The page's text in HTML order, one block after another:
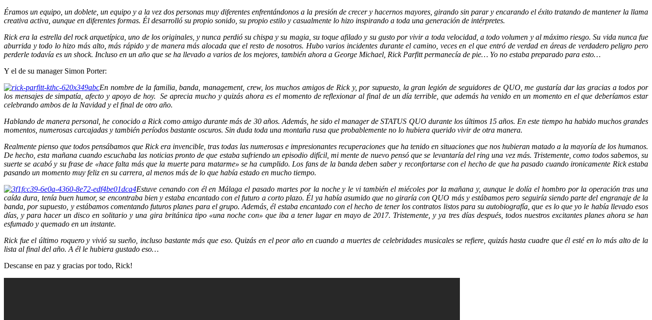
Éramos un equipo, un doblete, un equipo y a la vez dos personas muy diferentes enfrentándonos a la presión de crecer y hacernos mayores, girando sin parar y encarando el éxito tratando de mantener la llama
creativa activa, aunque en diferentes formas. Él desarrolló su propio sonido, su propio estilo y casualmente lo hizo inspirando a toda una generación de intérpretes.
Rick era la estrella del rock arquetípica, uno de los originales, y nunca perdió su chispa y su magia, su toque afilado y su gusto por vivir a toda velocidad, a todo volumen y al máximo riesgo. Su vida nunca fue
aburrida y todo lo hizo más alto, más rápido y de manera más alocada que el resto de nosotros. Hubo varios incidentes durante el camino, veces en el que entró de verdad en áreas de verdadero peligro pero
perderle todavía es un shock. Incluso en un año que se ha llevado a varios de los mejores, también ahora a George Michael, Rick Parfitt permanecía de pie… Yo no estaba preparado para esto…
Y el de su manager Simon Porter:
En nombre de la familia, banda, management, crew, los muchos amigos de Rick y, por supuesto, la gran legión de seguidores de QUO, me gustaría dar las gracias a todos por
los mensajes de simpatía, afecto y apoyo de hoy. Se aprecia mucho y quizás ahora es el momento de reflexionar al final de un día terrible, que además ha venido en un momento en el que deberíamos estar
celebrando ambos de la Navidad y el final de otro año.
Hablando de manera personal, he conocido a Rick como amigo durante más de 30 años. Además, he sido el manager de STATUS QUO durante los últimos 15 años. En este tiempo ha habido muchos grandes
momentos, numerosas carcajadas y también períodos bastante oscuros. Sin duda toda una montaña rusa que probablemente no lo hubiera querido vivir de otra manera.
Realmente pienso que todos pensábamos que Rick era invencible, tras todas las numerosas e impresionantes recuperaciones que ha tenido en situaciones que nos hubieran matado a la mayoría de los humanos.
De hecho, esta mañana cuando escuchaba las noticias pronto de que estaba sufriendo un episodio difícil, mi mente de nuevo pensó que se levantaría del ring una vez más. Tristemente, como todos sabemos, su
suerte se acabó y su frase de «hace falta más que la muerte para matarme» se ha cumplido. Los fans de la banda deben saber y reconfortarse con el hecho de que ha pasado cuando ironicamente Rick estaba
pasando un momento muy feliz en su carrera, al menos más de lo que había estado en mucho tiempo.
Estuve cenando con él en Málaga el pasado martes por la noche y le vi también el miécoles por la mañana y, aunque le dolía el hombro por la operación tras una
caída dura, tenía buen humor, se encontraba bien y estaba encantado con el futuro a corto plazo. Él ya había asumido que no giraría con QUO más y estábamos pero seguiría siendo parte del engranaje de la
banda, por supuesto, y estábamos comentando futuros planes para el grupo. Además, él estaba encantado con el hecho de tener los contratos listos para su autobiografía, que es lo que yo le había llevado esos
días, y para hacer un disco en solitario y una gira británica tipo «una noche con» que iba a tener lugar en mayo de 2017. Tristemente, y ya tres días después, todos nuestros excitantes planes ahora se han
esfumado y quemado en un instante.
Rick fue el último roquero y vivió su sueño, incluso bastante más que eso. Quizás en el peor año en cuando a muertes de celebridades musicales se refiere, quizás hasta cuadre que él esté en lo más alto de la
lista al final del año. A él le hubiera gustado eso…
Descanse en paz y gracias por todo, Rick!